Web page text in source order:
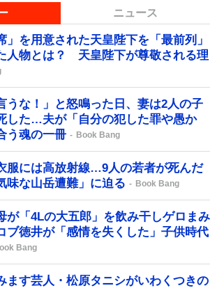
ニュース
」を用意された天皇陛下を「最前列」
人物とは？ 天皇陛下が尊敬される理
うな！」と怒鳴った日、妻は2人の子
した…夫が「自分の犯した罪や愚か
う魂の一冊
Book Bang
服には高放射線…9人の若者が死んだ
味な山岳遭難」に迫る
Book Bang
が「4Lの大五郎」を飲み干しゲロまみ
徳井が「感情を失くした」子供時代
Bang
ます芸人・松原タニシがいわくつきの